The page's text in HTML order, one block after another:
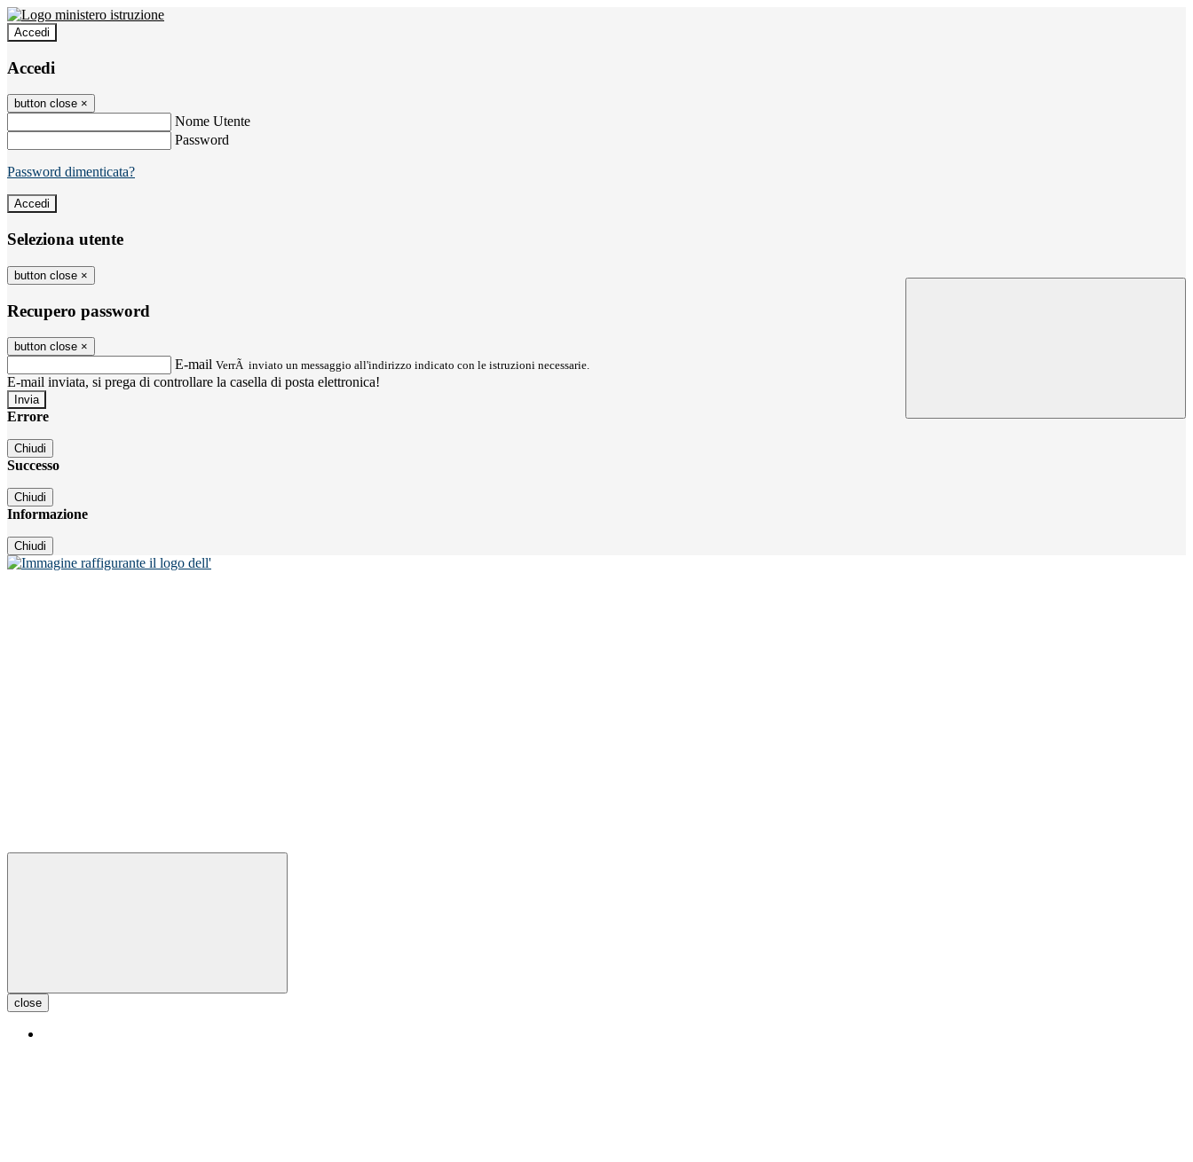
Accedi
Accedi
button close ×
Nome Utente
Password
Password dimenticata?
Seleziona utente
button close ×
Recupero password
button close ×
E-mail VerrÃ inviato un messaggio all'indirizzo indicato con le istruzioni necessarie.
E-mail inviata, si prega di controllare la casella di posta elettronica!
Errore
Chiudi
Successo
Chiudi
Informazione
Chiudi
close